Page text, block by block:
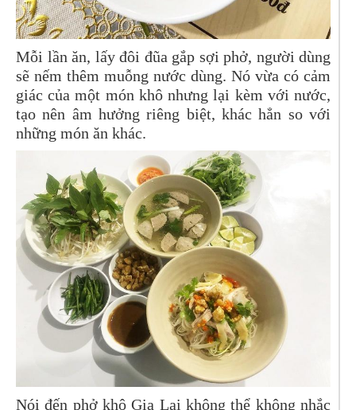
Mỗi lần ăn, lấy đôi đũa gắp sợi phở, người dùng
sẽ nếm thêm muỗng nước dùng. Nó vừa có cảm
giác của một món khô nhưng lại kèm với nước,
tạo nên âm hưởng riêng biệt, khác hẳn so với
những món ăn khác.
Nói đến phở khô Gia Lai không thể không nhắc